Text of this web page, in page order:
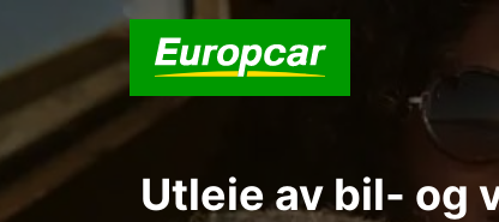
Utleie av bil- og